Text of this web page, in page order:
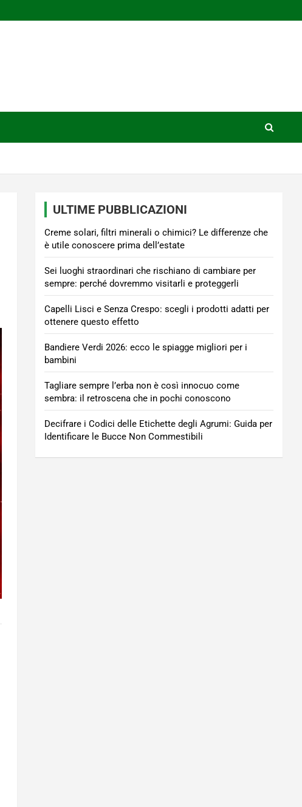
ULTIME PUBBLICAZIONI
Creme solari, filtri minerali o chimici? Le differenze che
è utile conoscere prima dell’estate
Sei luoghi straordinari che rischiano di cambiare per
sempre: perché dovremmo visitarli e proteggerli
Capelli Lisci e Senza Crespo: scegli i prodotti adatti per
ottenere questo effetto
Bandiere Verdi 2026: ecco le spiagge migliori per i
bambini
Tagliare sempre l’erba non è così innocuo come
sembra: il retroscena che in pochi conoscono
Decifrare i Codici delle Etichette degli Agrumi: Guida per
Identificare le Bucce Non Commestibili